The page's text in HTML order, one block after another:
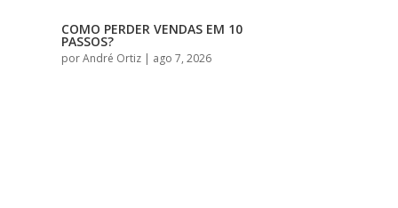
COMO PERDER VENDAS EM 10
PASSOS?
porAndré Ortiz| ago 7, 2026